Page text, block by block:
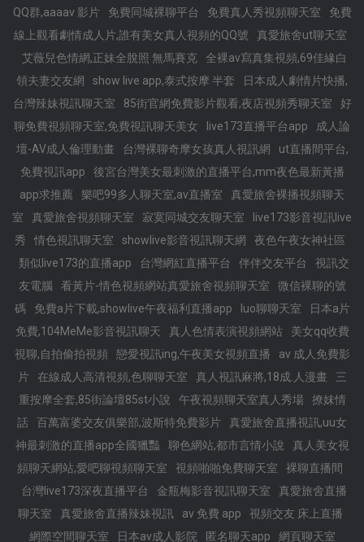
QQ群,aaaav 影片
免費同城裸聊平台 免費真人秀視頻聊天室
免費
線上觀看劇情成人片,誰有美女真人視頻的QQ號
真愛旅舍ut聊天室
艾薇兒色情網,正妹全脫照 無馬賽克
全裸av寫真集視頻,69佳緣白
領夫妻交友網
show live app,泰式按摩 半套
日本成人劇情片快播,
台灣辣妹視訊聊天室
85街官網免費影片觀看,夜店視頻秀聊天室
好
聊免費視頻聊天室,免費視訊聊天美女
live173直播平台app
成人論
壇-AV成人倫理動畫
台灣裸聊奇摩女孩真人視訊網
ut直播間平台,
免費視訊app
後宮台灣美女最刺激的直播平台,mm夜色最新黃播
app求推薦
樂吧99多人聊天室,av直播室
真愛旅舍裸播視頻聊天
室
真愛旅舍視頻聊天室 寂寞同城交友聊天室
live173影音視訊live
秀
情色視訊聊天室 showlive影音視訊聊天網
夜色午夜女神社區
類似live173的直播app
台灣網紅直播平台 伴伴交友平台
視訊交
友電腦
看黃片-情色視頻網站真愛旅舍視頻聊天室
微信裸聊的號
碼
免費a片下載,showlive午夜福利直播app luo聊聊天室
日本a片
免費,104MeMe影音視訊聊天
真人色情表演視頻網站
美女qq收費
視聊,自拍偷拍視頻
戀愛視訊ing,午夜美女視頻直播
av 成人免費影
片
在線成人高清視頻,色聊聊天室 真人視訊麻將,18成.人漫畫
三
重按摩全套,85街論壇85st小說
午夜視頻聊天室真人秀場
撩妺情
話
百萬富婆交友俱樂部,波斯特免費影片
真愛旅舍直播視訊,uu女
神最刺激的直播app全國獵豔
聊色網站,都市言情小說
真人美女視
頻聊天網站,愛吧聊視頻聊天室
視頻啪啪免費聊天室
裸聊直播間
台灣live173深夜直播平台
金瓶梅影音視訊聊天室
真愛旅舍直播
聊天室
真愛旅舍直播辣妹視訊 av 免費 app
視頻交友 床上直播
網際空間聊天室
日本av成人影院 匿名聊天app 網頁聊天室